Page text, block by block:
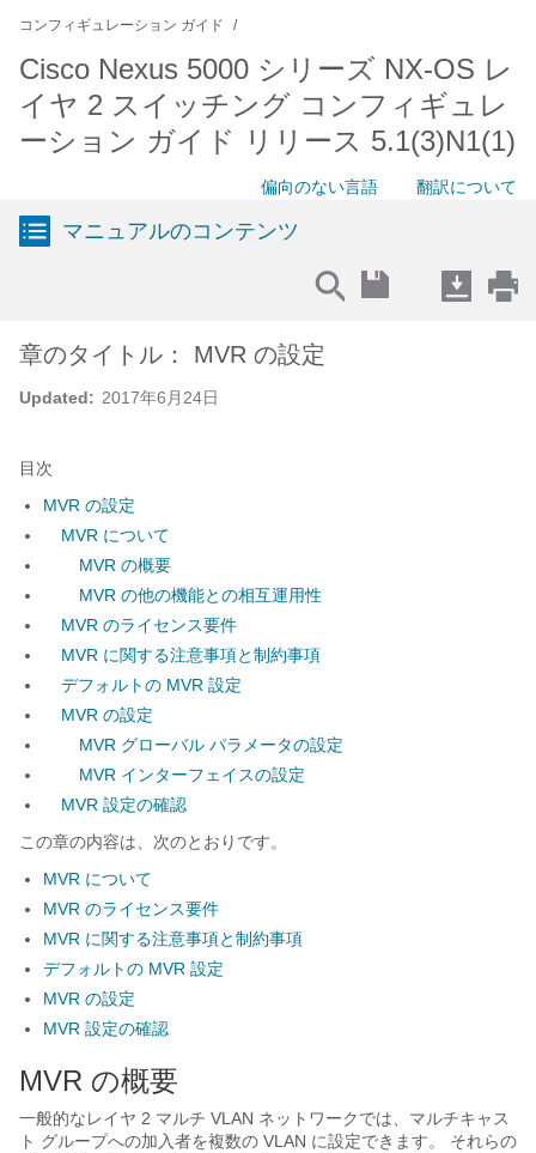
コンフィギュレーション ガイド
Cisco Nexus 5000 シリーズ NX-OS レ
イヤ 2 スイッチング コンフィギュレ
ーション ガイド リリース 5.1(3)N1(1)
偏向のない言語 翻訳について
マニュアルのコンテンツ
Updated: 2017年6月24日
章のタイトル： MVR の設定
目次
MVR の設定
MVR について
MVR の概要
MVR の他の機能との相互運用性
MVR のライセンス要件
MVR に関する注意事項と制約事項
デフォルトの MVR 設定
MVR の設定
MVR グローバル パラメータの設定
MVR インターフェイスの設定
MVR 設定の確認
この章の内容は、次のとおりです。
MVR について
MVR のライセンス要件
MVR に関する注意事項と制約事項
デフォルトの MVR 設定
MVR の設定
MVR 設定の確認
MVR の概要
一般的なレイヤ 2 マルチ VLAN ネットワークでは、マルチキャス
ト グループへの加入者を複数の VLAN に設定できます。 それらの